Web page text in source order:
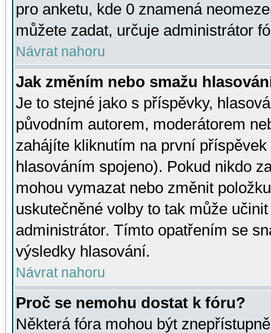
pro anketu, kde 0 znamená
můžete zadat, určuje administrátor
Návrat nahoru
Jak změním nebo smažu
Je to stejné jako s příspěvky,
původním autorem, moderátorem
zahájíte kliknutím na první
hlasováním spojeno). Pokud nikdo
mohou vymazat nebo změnit
uskutečněné volby to tak může
administrátor. Tímto opatřením se
výsledky hlasování.
Návrat nahoru
Proč se nemohu dostat k fóru?
Některá fóra mohou být